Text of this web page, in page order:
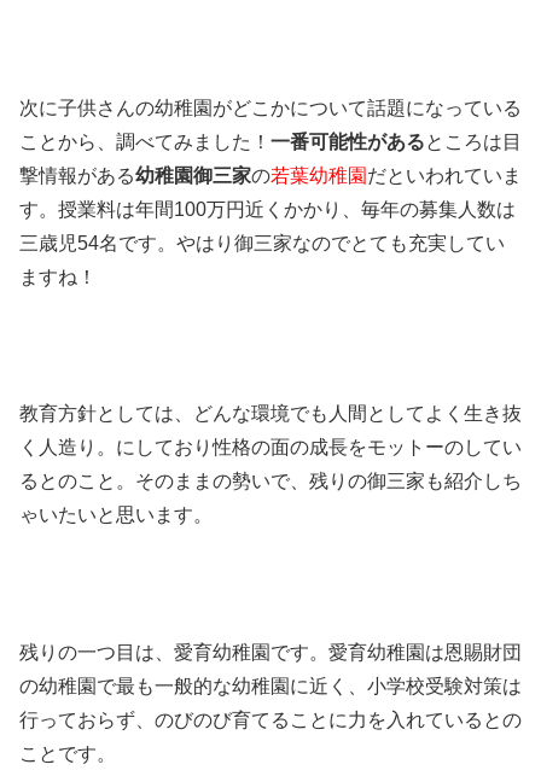
次に子供さんの幼稚園がどこかについて話題になっている
ことから、調べてみました！ 一番可能性があるところは目
撃情報がある幼稚園御三家の若葉幼稚園 だといわれていま
す。授業料は年間100万円近くかかり、毎年の募集人数は
三歳児54名です。やはり御三家なのでとても充実してい
ますね！
教育方針としては、どんな環境でも人間としてよく生き抜
く人造り。にしており性格の面の成長をモットーのしてい
るとのこと。そのままの勢いで、残りの御三家も紹介しち
ゃいたいと思います。
残りの一つ目は、愛育幼稚園です。愛育幼稚園は恩賜財団
の幼稚園で最も一般的な幼稚園に近く、小学校受験対策は
行っておらず、のびのび育てることに力を入れているとの
ことです。